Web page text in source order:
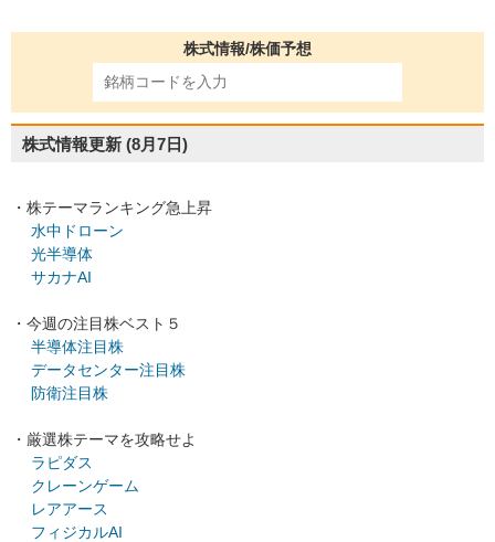
株式情報/株価予想
株式情報更新 (8月7日)
・株テーマランキング急上昇
水中ドローン
光半導体
サカナAI
・今週の注目株ベスト５
半導体注目株
データセンター注目株
防衛注目株
・厳選株テーマを攻略せよ
ラピダス
クレーンゲーム
レアアース
フィジカルAI